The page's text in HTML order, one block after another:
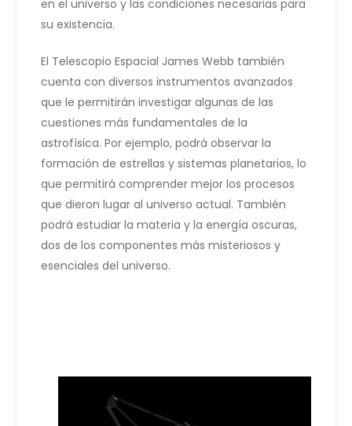
en el universo y las condiciones necesarias para
su existencia.
El Telescopio Espacial James Webb también
cuenta con diversos instrumentos avanzados
que le permitirán investigar algunas de las
cuestiones más fundamentales de la
astrofísica. Por ejemplo, podrá observar la
formación de estrellas y sistemas planetarios, lo
que permitirá comprender mejor los procesos
que dieron lugar al universo actual. También
podrá estudiar la materia y la energía oscuras,
dos de los componentes más misteriosos y
esenciales del universo.